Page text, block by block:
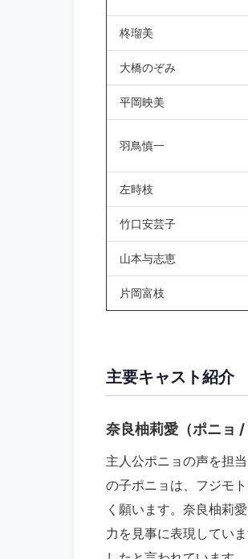
柊瑠美
大橋のぞみ
平岡映美
羽鳥慎一
左時枝
竹口安芸子
山本与志恵
片岡富枝
主要キャスト紹介
奈良柚莉愛（ポニョ /
主人公ポニョの声を担
の子ポニョは、フジモ
く願います。奈良柚莉
力を見事に表現してい